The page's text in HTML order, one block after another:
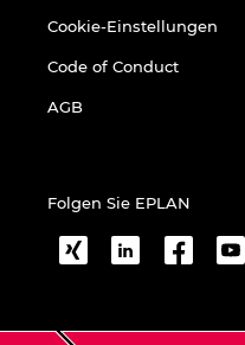
Cookie-Einstellungen
Code of Conduct
AGB
Folgen Sie EPLAN